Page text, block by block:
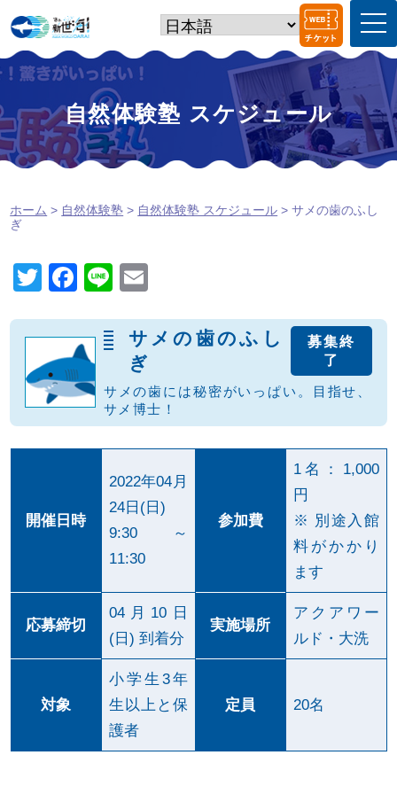
t
o
g
g
n
a
v
i
t
自然体験塾 スケジュール
ホーム > 自然体験塾 > 自然体験塾 スケジュール > サメの歯のふし
ぎ
T
tt
er
F
c
e
b
o
o
Li
e
ail
サメの歯のふし
ぎ
募集終
了
サメの歯には秘密がいっぱい。目指せ、
サメ博士！
開催日時
2022年04月
24日(日)
9:30～
11:30
参加費
1名：1,000
円
※ 別途入館
料がかかり
ます
応募締切
04月10日
(日) 到着分
実施場所
アクアワー
ルド・大洗
対象
小学生3年
生以上と保
護者
定員 20名